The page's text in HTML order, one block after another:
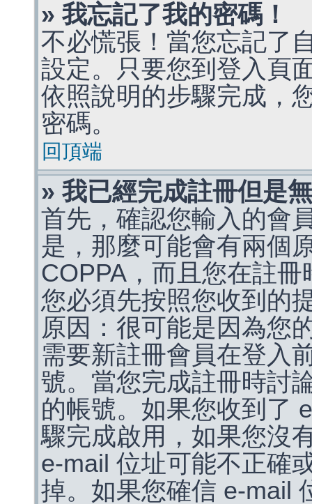
» 我忘記了我的密碼！
不必慌張！當您忘記了
設定。只要您到登入頁
依照說明的步驟完成，
密碼。
回頂端
» 我已經完成註冊但是
首先，確認您輸入的會
是，那麼可能會有兩個
COPPA，而且您在註
您必須先按照您收到的
原因：很可能是因為您
需要新註冊會員在登入
號。當您完成註冊時討
的帳號。如果您收到了
驟完成啟用，如果您沒
e-mail 位址可能不正確
掉。如果您確信 e-mail